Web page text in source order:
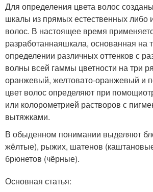
Для определения цвета волос
шкалы из прямых естественных либо
волос. В настоящее время
разработаннаяшкала, основанная на
определении различных оттенков с
волны всей гаммы цветности на три
оранжевый, желтовато-оранжевый и
цвет волос определяют при
или колорометрией растворов с
вытяжками.
В обыденном понимании выделяют
жёлтые), рыжих, шатенов
брюнетов (чёрные).
Основная статья: